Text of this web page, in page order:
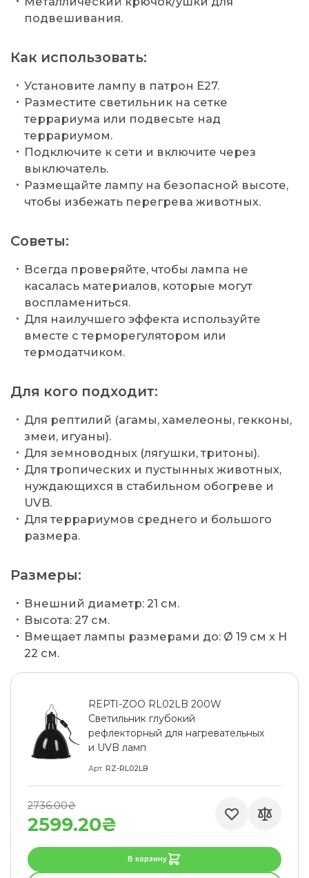
подвешивания.
Как использовать:
Установите лампу в патрон E27.
Разместите светильник на сетке
террариума или подвесьте над
террариумом.
Подключите к сети и включите через
выключатель.
Размещайте лампу на безопасной высоте,
чтобы избежать перегрева животных.
Советы:
Всегда проверяйте, чтобы лампа не
касалась материалов, которые могут
воспламениться.
Для наилучшего эффекта используйте
вместе с терморегулятором или
термодатчиком.
Для кого подходит:
Для рептилий (агамы, хамелеоны, гекконы,
змеи, игуаны).
Для земноводных (лягушки, тритоны).
Для тропических и пустынных животных,
нуждающихся в стабильном обогреве и
UVB.
Для террариумов среднего и большого
размера.
Размеры:
Внешний диаметр: 21 см.
Высота: 27 см.
Вмещает лампы размерами до: Ø 19 см x H
22 см.
REPTI-ZOO RL02LB 200W
Светильник глубокий
рефлекторный для нагревательных
и UVB ламп
Арт RZ-RL02LB
2599.20₴
2736.00₴
В корзину